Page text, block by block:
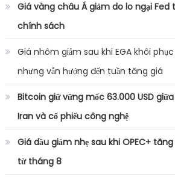
Giá vàng châu Á giảm do lo ngại
chính sách
Giá nhôm giảm sau khi EGA khôi
nhưng vẫn hướng đến tuần tăng giá
Bitcoin giữ vững mốc 63.000 USD
Iran và cổ phiếu công nghệ
Giá dầu giảm nhẹ sau khi OPEC+
từ tháng 8